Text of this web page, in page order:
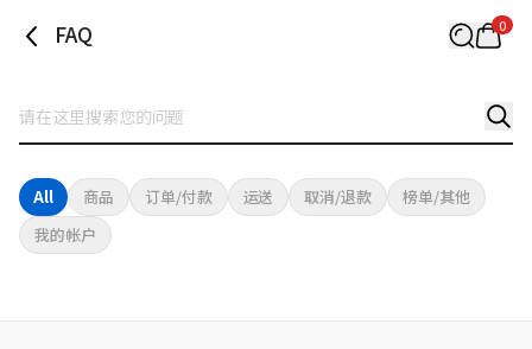
FAQ 0
All 商品 订单/付款 运送 取消/退款
榜单/其他
我的帐户